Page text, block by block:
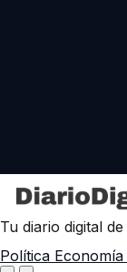
Tu diario digital
Política Economía